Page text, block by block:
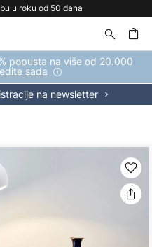
u roku od 50 dana
popusta na više od 20.000
sada
na newsletter